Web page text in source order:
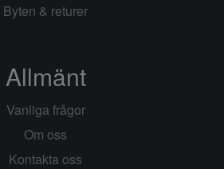
Byten & returer
Allmänt
Vanliga frågor
Om oss
Kontakta oss